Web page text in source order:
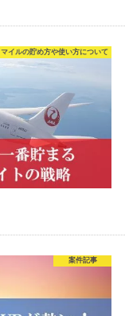
マイルの貯め方や使い方について
案件記事